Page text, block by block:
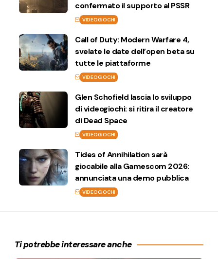
confermato il supporto al PSSR
VIDEOGIOCHI
Call of Duty: Modern Warfare 4,
svelate le date dell’open beta su
tutte le piattaforme
VIDEOGIOCHI
Glen Schofield lascia lo sviluppo
di videogiochi: si ritira il creatore
di Dead Space
VIDEOGIOCHI
Tides of Annihilation sarà
giocabile alla Gamescom 2026:
annunciata una demo pubblica
VIDEOGIOCHI
Ti potrebbe interessare anche